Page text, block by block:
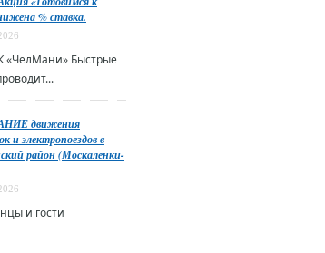
% ставка.
Быстрые
движения
и электропоездов в
район (Москаленки-
и гости